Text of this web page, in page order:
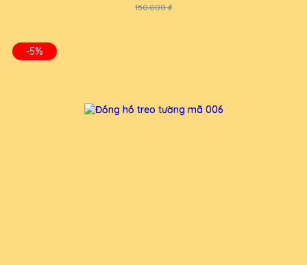
150.000 ₫
-5%